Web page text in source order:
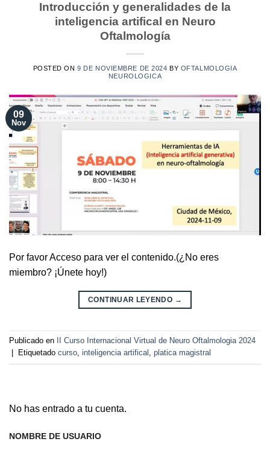
Introducción y generalidades de la
inteligencia artifical en Neuro
Oftalmología
POSTED ON9 DE NOVIEMBRE DE 2024 BY OFTALMOLOGIA
NEUROLOGICA
09
Nov
Por favor Acceso para ver el contenido.(¿No eres
miembro? ¡Únete hoy!)
CONTINUAR LEYENDO →
Publicado en
II Curso Internacional Virtual de Neuro Oftalmologia 2024
Etiquetado curso inteligencia artifical platica magistral
No has entrado a tu cuenta.
NOMBRE DE USUARIO